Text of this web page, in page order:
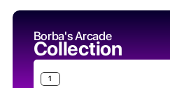
Borba's Arcade
Collection
1